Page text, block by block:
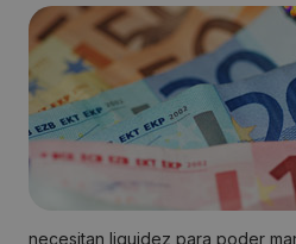
necesitan liquidez para poder